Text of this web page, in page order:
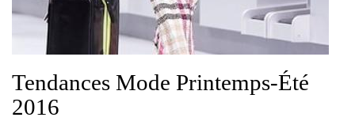
Tendances Mode Printemps-Été
2016